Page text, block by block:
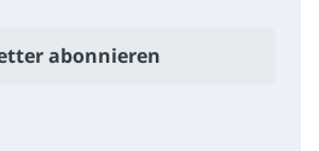
abonnieren